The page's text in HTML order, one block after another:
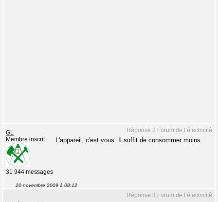
Réponse 2 Forum de l’électricité
GL
Membre inscrit
31 944 messages
L'appareil, c'est vous. Il suffit de consommer moins.
20 novembre 2009 à 08:12
Réponse 3 Forum de l’électricité